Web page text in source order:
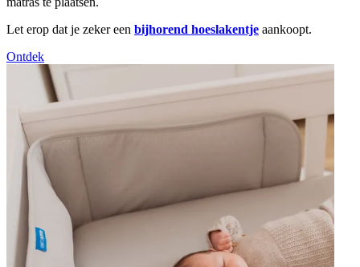
Let erop dat je zeker een bijhorend hoeslakentje aankoopt.
Ontdek